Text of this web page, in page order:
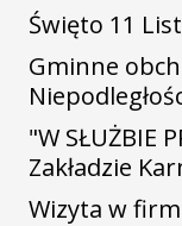
Święto 11
Gminne
"W SŁUŻBIE
Zakładzie
Wizyta w